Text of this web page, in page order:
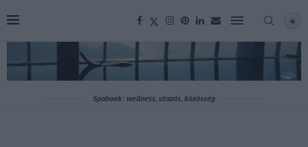
Spabook: wellness, utazás, közösség